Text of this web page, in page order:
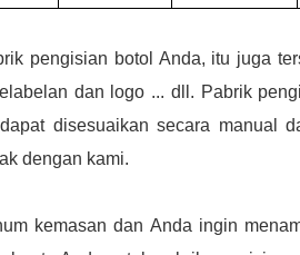
pengisian botol Anda, itu juga
dan logo ... dll. Pabrik
disesuaikan secara manual
dengan kami.
kemasan dan Anda ingin